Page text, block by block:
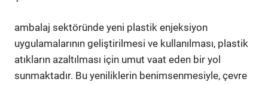
ambalaj sektöründe yeni plastik enjeksiyon
uygulamalarının geliştirilmesi ve kullanılması, plastik
atıkların azaltılması için umut vaat eden bir yol
sunmaktadır. Bu yeniliklerin benimsenmesiyle, çevre